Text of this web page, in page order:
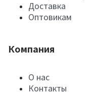
Доставка
Оптовикам
Компания
О нас
Контакты